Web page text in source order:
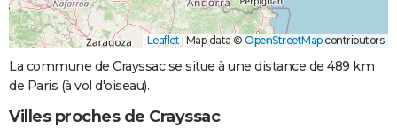
Leaflet Map data © OpenStreetMapcontributors
La commune de Crayssac se situe à une distance de 489 km
de Paris (à vol d'oiseau).
Villes proches de Crayssac